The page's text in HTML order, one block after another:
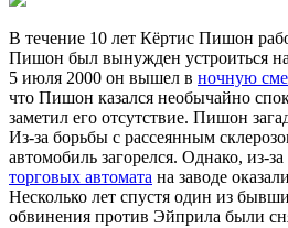
В течение 10 лет Кёртис Пишон
Пишон был вынужден устроиться
5 июля 2000 он вышел в ночную
что Пишон казался необычайно
заметил его отсутствие. Пишон
Из-за борьбы с рассеянным
автомобиль загорелся. Однако, из-
торговых автомата на заводе
Несколько лет спустя один из
обвинения против Эйприла были